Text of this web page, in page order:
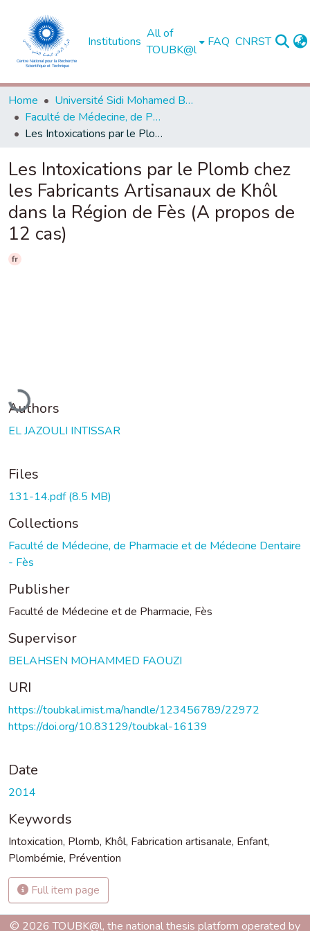
Institutions
All of
TOUBK@l
FAQ CNRST
Home
Université Sidi Mohamed Ben Abdellah de Fès
Faculté de Médecine, de Pharmacie et de Médecine Dentaire - Fès
Les Intoxications par le Plomb chez les Fabricants Artisanaux de Khôl dans la Région de Fès (A propos de 12 cas)
Les Intoxications par le Plomb chez
les Fabricants Artisanaux de Khôl
dans la Région de Fès (A propos de
12 cas)
fr
Loading...
Authors
EL JAZOULI INTISSAR
Files
131-14.pdf(8.5 MB)
Collections
Faculté de Médecine, de Pharmacie et de Médecine Dentaire
- Fès
Publisher
Faculté de Médecine et de Pharmacie, Fès
Supervisor
BELAHSEN MOHAMMED FAOUZI
URI
https://toubkal.imist.ma/handle/123456789/22972
https://doi.org/10.83129/toubkal-16139
Date
2014
Keywords
Intoxication, Plomb, Khôl, Fabrication artisanale, Enfant,
Plombémie, Prévention
Full item page
© 2026 TOUBK@l, the national thesis platform operated by